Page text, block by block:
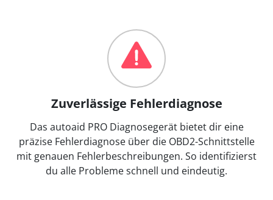
Zuverlässige Fehlerdiagnose
Das autoaid PRO Diagnosegerät bietet dir eine
präzise Fehlerdiagnose über die OBD2-Schnittstelle
mit genauen Fehlerbeschreibungen. So identifizierst
du alle Probleme schnell und eindeutig.